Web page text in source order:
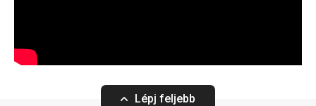
Lépj feljebb